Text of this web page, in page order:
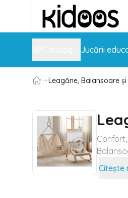
Jucării
Leagăne, Balansoare
Citește